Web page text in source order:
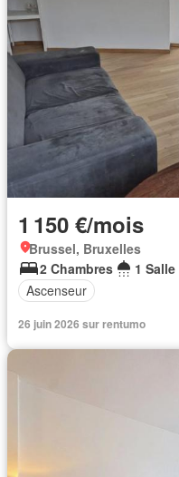
1 150 €/mois
Brussel, Bruxelles
2 Chambres
1
Ascenseur
26 juin 2026 sur rentumo